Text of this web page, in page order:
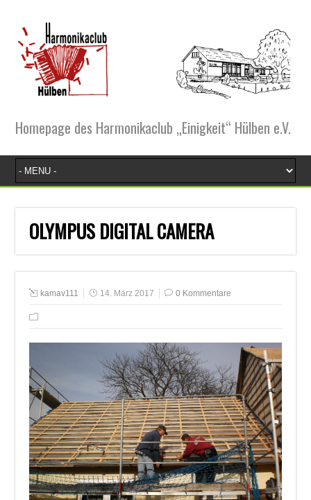
Homepage des Harmonikaclub „Einigkeit“ Hülben e.V.
OLYMPUS DIGITAL CAMERA
kamav111 14. März 2017 0 Kommentare